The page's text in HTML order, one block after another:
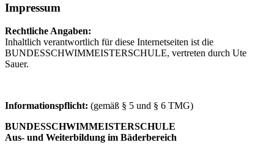
Impressum
Rechtliche Angaben:
Inhaltlich verantwortlich für diese Internetseiten ist die
BUNDESSCHWIMMEISTERSCHULE, vertreten durch Ute
Sauer.
Informationspflicht: (gemäß § 5 und § 6 TMG)
BUNDESSCHWIMMEISTERSCHULE
Aus- und Weiterbildung im Bäderbereich